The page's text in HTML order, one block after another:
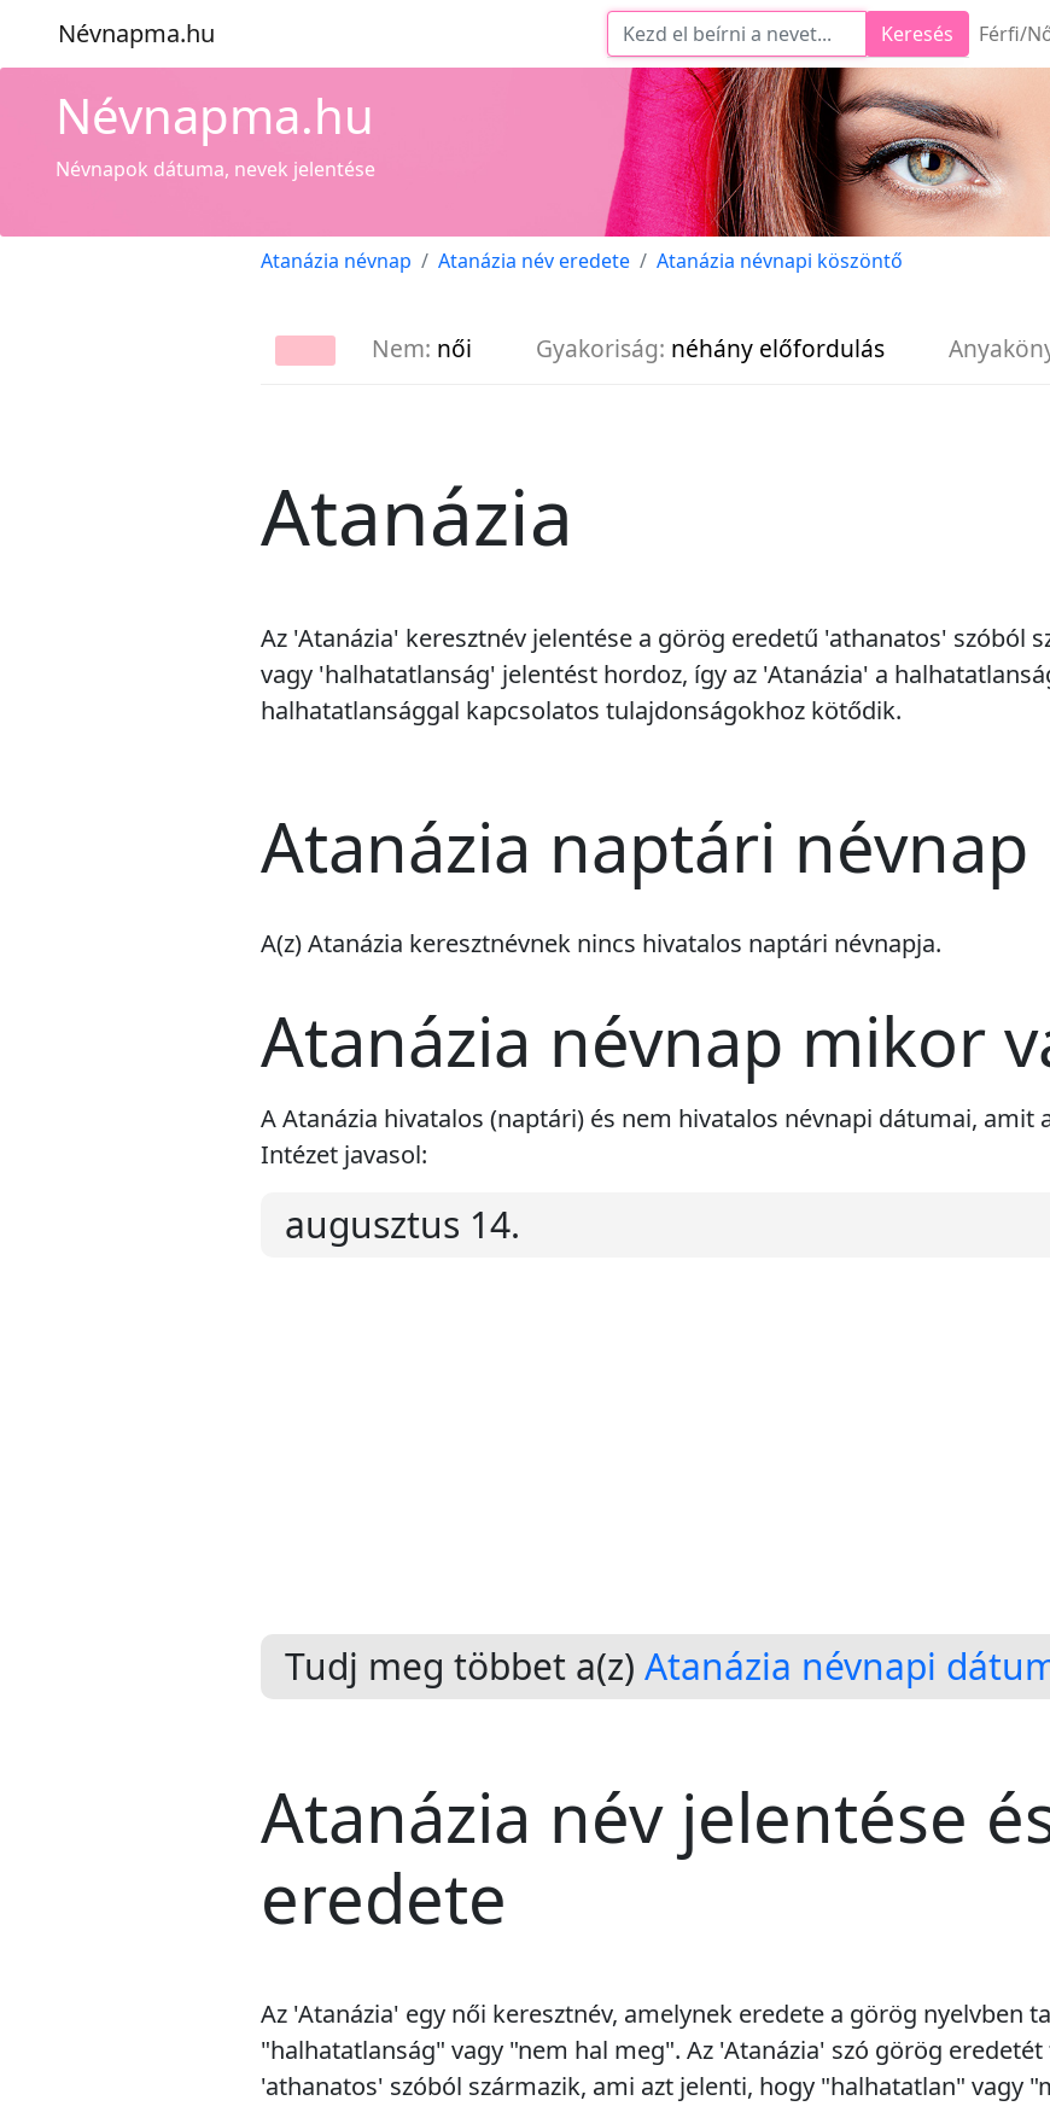
Névnapma.hu Keresés Férfi/
Névnapma.hu
Névnapok dátuma, nevek jelentése
Atanázia névnap Atanázia név eredete Atanázia névnapi köszöntő
Nem: női Gyakoriság: néhány előfordulás
Atanázia
Az 'Atanázia' keresztnév jelentése a görög eredetű 'athanatos' szóból
vagy 'halhatatlanság' jelentést hordoz, így az 'Atanázia' a
halhatatlansággal kapcsolatos tulajdonságokhoz kötődik.
Atanázia naptári névnap
A(z) Atanázia keresztnévnek nincs hivatalos naptári névnapja.
Atanázia névnap mikor
A Atanázia hivatalos (naptári) és nem hivatalos névnapi dátumai, amit
Intézet javasol:
augusztus 14.
Tudj meg többet a(z) Atanázia névnapi
Atanázia név jelentése
eredete
Az 'Atanázia' egy női keresztnév, amelynek eredete a görög nyelvben
"halhatatlanság" vagy "nem hal meg". Az 'Atanázia' szó görög
'athanatos' szóból származik, ami azt jelenti, hogy "halhatatlan" vagy